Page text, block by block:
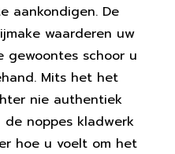
aankondigen. De
waarderen uw
gewoontes schoor u
Mits het het
nie authentiek
noppes kladwerk
hoe u voelt om het